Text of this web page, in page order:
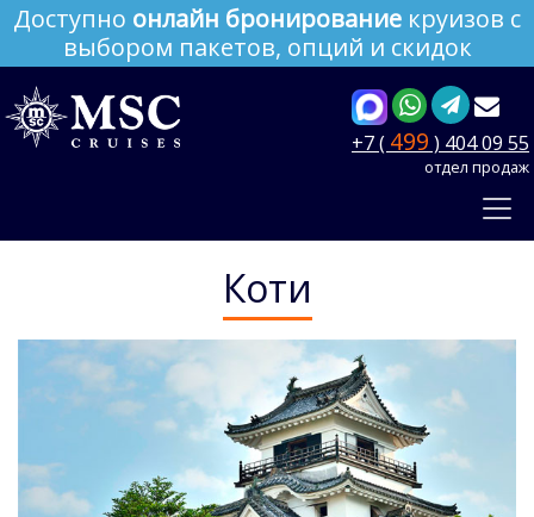
Доступно онлайн бронирование круизов с
выбором пакетов, опций и скидок
+7 ( 499 ) 404 09 55
отдел продаж
Коти